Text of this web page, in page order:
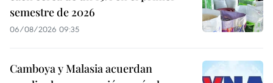
semestre de 2026
06/08/2026 09:35
Camboya y Malasia acuerdan